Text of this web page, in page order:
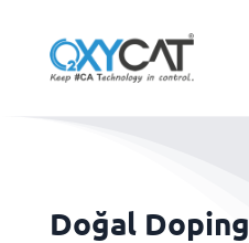
Doğal Doping